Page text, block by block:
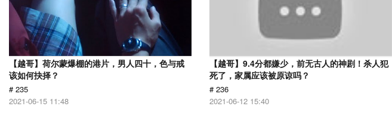
【越哥】荷尔蒙爆棚的港片，男人四十，色与戒
该如何抉择？
# 235
2021-06-15 11:48
【越哥】9.4分都嫌少，前无古人的神剧！杀人犯
死了，家属应该被原谅吗？
# 236
2021-06-12 15:40